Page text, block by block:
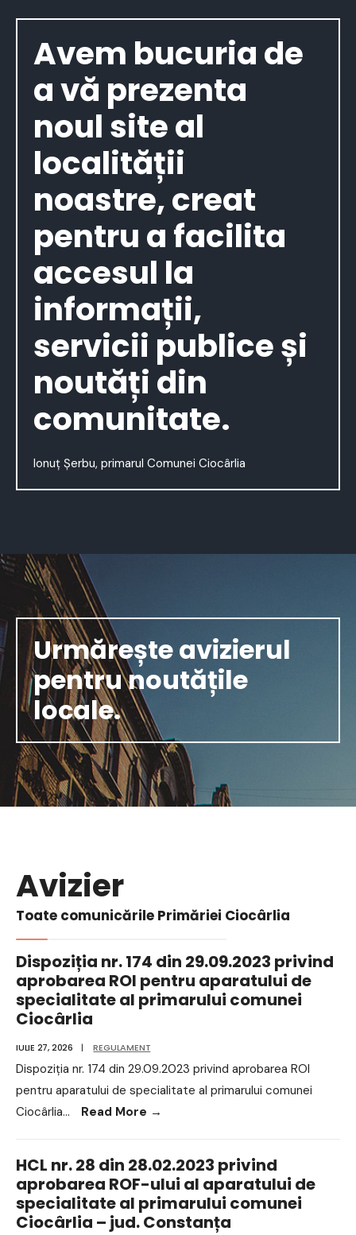
Avem bucuria de
a vă prezenta
noul site al
localității
noastre, creat
pentru a facilita
accesul la
informații,
servicii publice și
noutăți din
comunitate.
Ionuț Șerbu, primarul Comunei Ciocârlia
Urmărește avizierul
pentru noutățile
locale.
Avizier
Toate comunicările Primăriei Ciocârlia
Dispoziția nr. 174 din 29.09.2023 privind
aprobarea ROI pentru aparatului de
specialitate al primarului comunei
Ciocârlia
IULIE 27, 2026 | REGULAMENT
Dispoziția nr. 174 din 29.09.2023 privind aprobarea ROI
pentru aparatului de specialitate al primarului comunei
Ciocârlia... Read More →
HCL nr. 28 din 28.02.2023 privind
aprobarea ROF-ului al aparatului de
specialitate al primarului comunei
Ciocârlia – jud. Constanța